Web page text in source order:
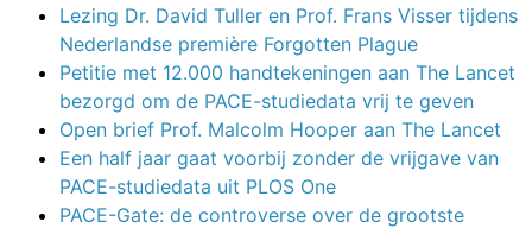
Lezing Dr. David Tuller en Prof. Frans Visser tijdens
Nederlandse première Forgotten Plague
Petitie met 12.000 handtekeningen aan The Lancet
bezorgd om de PACE-studiedata vrij te geven
Open brief Prof. Malcolm Hooper aan The Lancet
Een half jaar gaat voorbij zonder de vrijgave van
PACE-studiedata uit PLOS One
PACE-Gate: de controverse over de grootste